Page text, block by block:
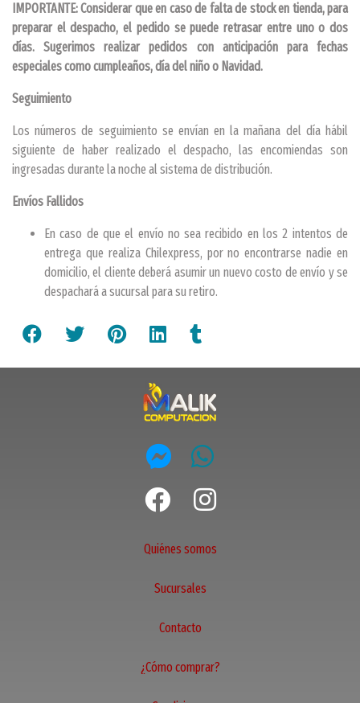
IMPORTANTE: Considerar que en caso de falta de stock en tienda, para
preparar el despacho, el pedido se puede retrasar entre uno o dos
días. Sugerimos realizar pedidos con anticipación para fechas
especiales como cumpleaños, día del niño o Navidad.
Seguimiento
Los números de seguimiento se envían en la mañana del día hábil
siguiente de haber realizado el despacho, las encomiendas son
ingresadas durante la noche al sistema de distribución.
Envíos Fallidos
En caso de que el envío no sea recibido en los 2 intentos de
entrega que realiza Chilexpress, por no encontrarse nadie en
domicilio, el cliente deberá asumir un nuevo costo de envío y se
despachará a sucursal para su retiro.
Quiénes somos
Sucursales
Contacto
¿Cómo comprar?